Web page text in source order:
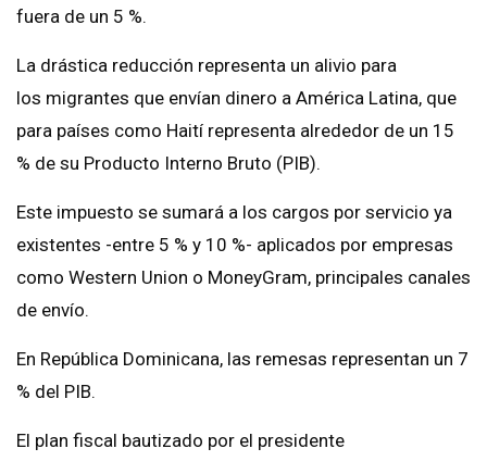
fuera de un 5 %.
La drástica reducción representa un alivio para
los migrantes que envían dinero a América Latina, que
para países como Haití representa alrededor de un 15
% de su Producto Interno Bruto (PIB).
Este impuesto se sumará a los cargos por servicio ya
existentes -entre 5 % y 10 %- aplicados por empresas
como Western Union o MoneyGram, principales canales
de envío.
En República Dominicana, las remesas representan un 7
% del PIB.
El plan fiscal bautizado por el presidente